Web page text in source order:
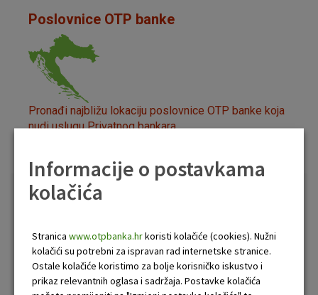
Poslovnice OTP banke
Pronađi najbližu lokaciju poslovnice OTP banke koja
nudi uslugu Privatnog bankara.
Tečajna lista i kalkulator
Valuta Kupovni Prodajni
CHF 0,970270 0,905835
GBP 0,891228 0,831242
Informacije o postavkama
kolačića
Stranica www.otpbanka.hrkoristi kolačiće (cookies). Nužni
kolačići su potrebni za ispravan rad internetske stranice.
Ostale kolačiće koristimo za bolje korisničko iskustvo i
prikaz relevantnih oglasa i sadržaja. Postavke kolačića